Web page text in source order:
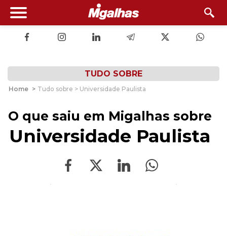
TUDO SOBRE
Home > Tudo sobre > Universidade Paulista
O que saiu em Migalhas sobre
Universidade Paulista